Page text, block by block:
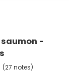
-
(27 notes)